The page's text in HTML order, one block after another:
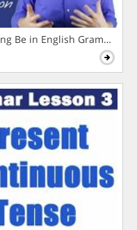
Be in English Grammar